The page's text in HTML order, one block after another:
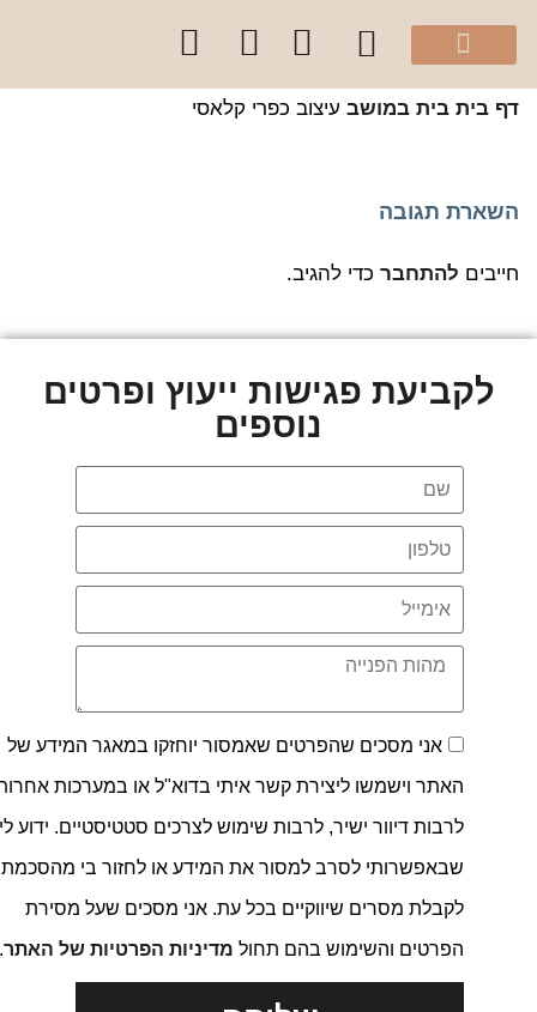
בית בית במושב עיצוב כפרי קלאסי
תגובה
להתחברכדי להגיב.
לקביעת פגישות ייעוץ ופרטים
נוספים
אני מסכים שהפרטים שאמסור יוחזקו במאגר המידע של
האתר וישמשו ליצירת קשר איתי בדוא"ל או במערכות אחרות,
לרבות דיוור ישיר, לרבות שימוש לצרכים סטטיסטיים. ידוע לי
שבאפשרותי לסרב למסור את המידע או לחזור בי מהסכמתי
לקבלת מסרים שיווקיים בכל עת. אני מסכים שעל מסירת
הפרטים והשימוש בהם תחולמדיניות הפרטיות של האתר.